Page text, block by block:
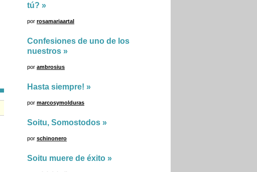
tú? »
por rosamariaartal
Confesiones de uno de los
nuestros »
por ambrosius
Hasta siempre! »
por marcosymolduras
Soitu, Somostodos »
por schinonero
Soitu muere de éxito »